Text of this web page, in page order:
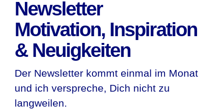
Newsletter
Motivation, Inspiration
& Neuigkeiten
Der Newsletter kommt einmal im Monat
und ich verspreche, Dich nicht zu
langweilen.